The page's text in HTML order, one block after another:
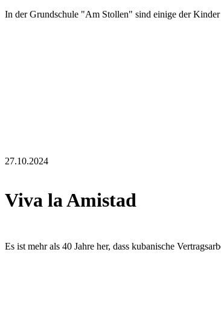
In der Grundschule "Am Stollen" sind einige der Kinder
27.10.2024
Viva la Amistad
Es ist mehr als 40 Jahre her, dass kubanische